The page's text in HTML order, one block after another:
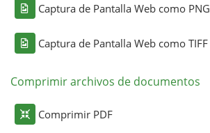
Captura de Pantalla Web como PNG
Captura de Pantalla Web como TIFF
Comprimir archivos de documentos
Comprimir PDF